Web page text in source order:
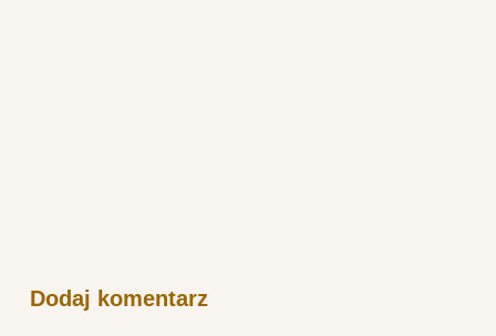
Dodaj komentarz